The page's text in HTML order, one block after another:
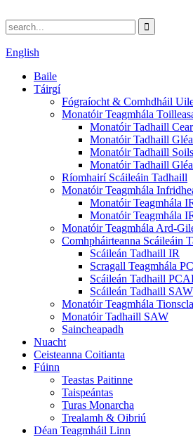
English
Baile
Táirgí
Fógraíocht & Comhdháil
Monatóir Teagmhála
Monatóir Tadhaill
Monatóir Tadhaill
Monatóir Tadhaill
Monatóir Tadhaill
Ríomhairí Scáileáin Tadhaill
Monatóir Teagmhála
Monatóir Teagmhála
Monatóir Teagmhála
Monatóir Teagmhála Ard-
Comhpháirteanna Scáileáin
Scáileán Tadhaill IR
Scragall Teagmhála
Scáileán Tadhaill
Scáileán Tadhaill SAW
Monatóir Teagmhála
Monatóir Tadhaill SAW
Saincheapadh
Nuacht
Ceisteanna Coitianta
Fúinn
Teastas Paitinne
Taispeántas
Turas Monarcha
Trealamh & Oibriú
Déan Teagmháil Linn